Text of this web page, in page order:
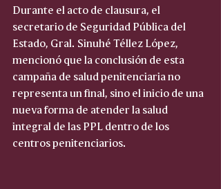
Durante el acto de clausura, el
secretario de Seguridad Pública del
Estado, Gral. Sinuhé Téllez López,
mencionó que la conclusión de esta
campaña de salud penitenciaria no
representa un final, sino el inicio de una
nueva forma de atender la salud
integral de las PPL dentro de los
centros penitenciarios.